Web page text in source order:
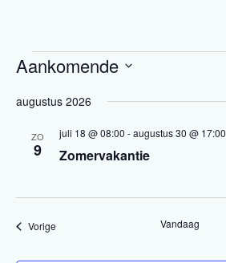
Evenementen
Aankomende
een
augustus 2026
ZO
9 Zomervakantie
juli 18 @ 08:00 -augustus 30 @ 17:00
VorigeEvenementen Vandaag